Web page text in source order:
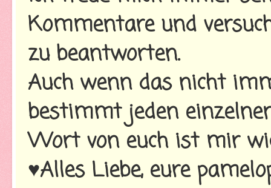
Kommentare und
zu beantworten.
Auch wenn das nicht
bestimmt jeden
Wort von euch ist mir
♥Alles Liebe, eure